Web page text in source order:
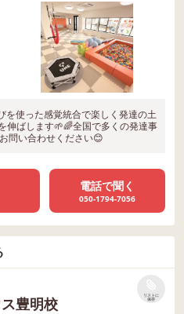
を使った感覚統合で楽しく発達の土
伸ばします🌱🌈全国で多くの発達事
問い合わせください😊
電話で聞く
050-1794-7056
豊明校
リストに
保存